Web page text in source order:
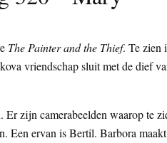
The Painter and the Thief. Te zien
vriendschap sluit met de dief
zijn camerabeelden waarop te
Een ervan is Bertil. Barbora